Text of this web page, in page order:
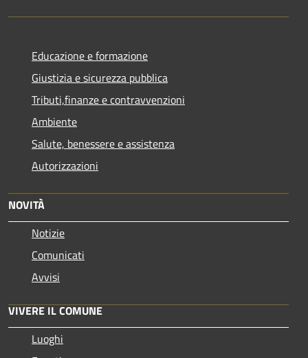
Educazione e formazione
Giustizia e sicurezza pubblica
Tributi,finanze e contravvenzioni
Ambiente
Salute, benessere e assistenza
Autorizzazioni
NOVITÀ
Notizie
Comunicati
Avvisi
VIVERE IL COMUNE
Luoghi